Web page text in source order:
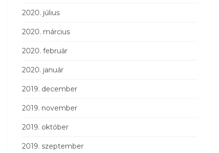
2020. július
2020. március
2020. február
2020. január
2019. december
2019. november
2019. október
2019. szeptember